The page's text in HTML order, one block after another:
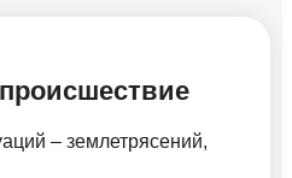
– землетрясений,